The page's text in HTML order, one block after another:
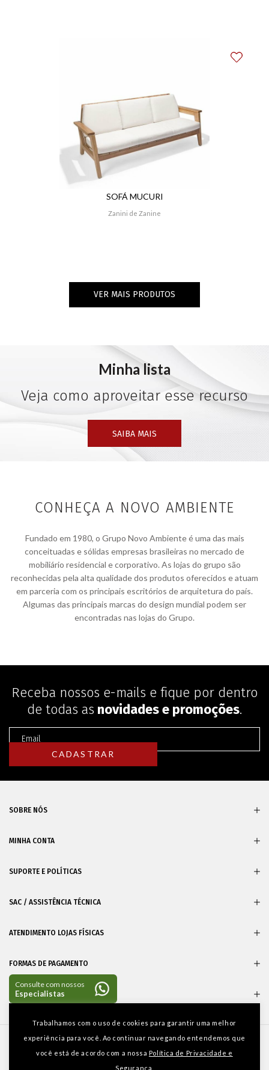
SOFÁ MUCURI
Zanini de Zanine
VER MAIS PRODUTOS
Minha lista
Veja como aproveitar esse recurso
SAIBA MAIS
CONHEÇA A NOVO AMBIENTE
Fundado em 1980, o Grupo Novo Ambiente é uma das mais
conceituadas e sólidas empresas brasileiras no mercado de
mobiliário residencial e corporativo. As lojas do grupo são
reconhecidas pela alta qualidade dos produtos oferecidos e atuam
em parceria com os principais escritórios de arquitetura do país.
Algumas das principais marcas do design mundial podem ser
encontradas nas lojas do Grupo.
Receba nossos e-mails e fique por dentro
de todas as novidades e promoções.
SOBRE NÓS
MINHA CONTA
SUPORTE E POLÍTICAS
SAC / ASSISTÊNCIA TÉCNICA
ATENDIMENTO LOJAS FÍSICAS
FORMAS DE PAGAMENTO
CERTIFICADOS
Trabalhamos com o uso de cookies para garantir uma melhor
experiência para você. Ao continuar navegando entendemos que
você está de acordo com a nossa Política de Privacidade e
Segurança.
contato